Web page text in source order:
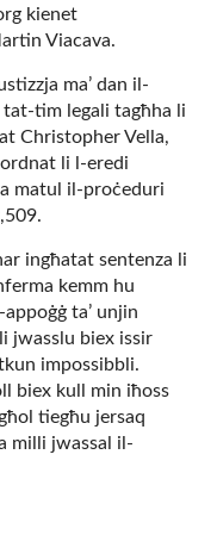
kienet
Viacava.
ma’ dan il-
tat-tim legali tagħha li
Christopher Vella,
li l-eredi
matul il-proċeduri
ingħatat sentenza li
kemm hu
ta’ unjin
jwasslu biex issir
impossibbli.
biex kull min iħoss
tiegħu jersaq
milli jwassal il-